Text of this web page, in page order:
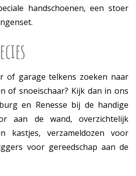
handschoenen, een stoer
of garage telkens zoeken naar
of snoeischaar? Kijk dan in ons
en Renesse bij de handige
aan de wand, overzichtelijk
kastjes, verzameldozen voor
voor gereedschap aan de